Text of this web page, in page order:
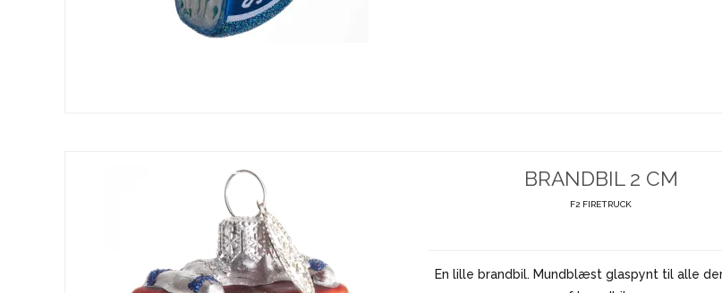
BRANDBIL 2 CM
F2 FIRETRUCK
En lille brandbil. Mundblæst glaspynt til alle